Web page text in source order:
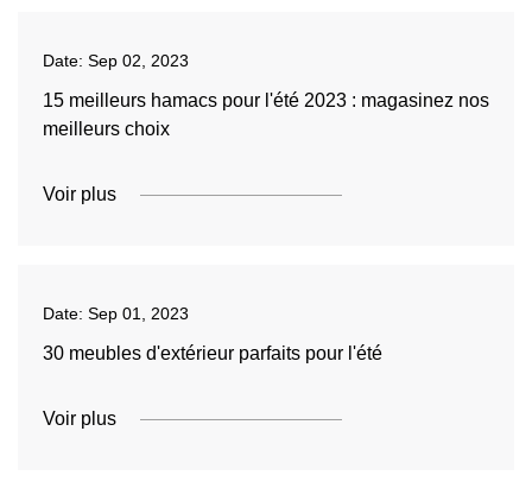
Date: Sep 02, 2023
15 meilleurs hamacs pour l'été 2023 : magasinez nos
meilleurs choix
Voir plus
Date: Sep 01, 2023
30 meubles d'extérieur parfaits pour l'été
Voir plus